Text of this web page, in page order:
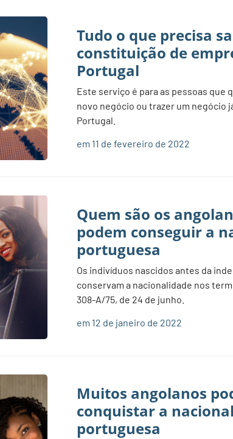
Tudo o que precisa
constituição de
Portugal
Este serviço é para as pessoas que
novo negócio ou trazer um negócio
Portugal.
em 11 de fevereiro de 2022
Quem são os
podem conseguir a
portuguesa
Os indivíduos nascidos antes da
conservam a nacionalidade nos
308-A/75, de 24 de junho.
em 12 de janeiro de 2022
Muitos angolanos
conquistar a
portuguesa